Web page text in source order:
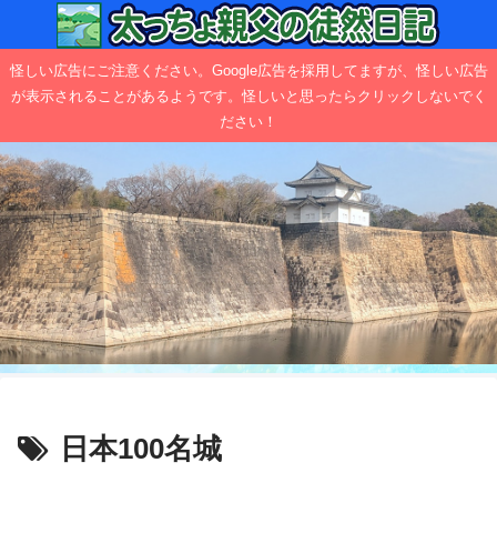
怪しい広告にご注意ください。Google広告を採用してますが、怪しい広告
が表示されることがあるようです。怪しいと思ったらクリックしないでく
ださい！
日本100名城